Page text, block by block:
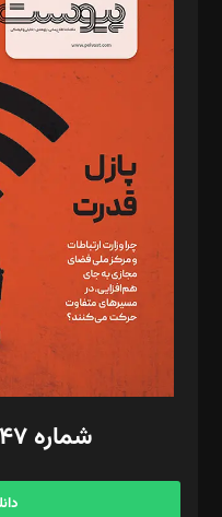
د‌بیر خدمت و تجارت: ابوالفضل
د‌بیر حقوق فناوری: حسام‌الدین
د‌بیر پیوست جهان: مینا پاکدل
د‌بیر تحریریه آنلاین: بابک نقاش
تحریریه‌: مجتبی محمود‌ی، آرش
مصطفی مسجدی آرانی، ابوالفضل
رستمی،مصطفی باستان
ویرایش: نگار استاد‌‌آقا
طراح یونیفرم: مجید توکلی
فیلمبرداری و عکاسی: امیر
گرافیک و صفحه‌آرایی:
مد‌یر توسعه تجاری: کامبیز برید‌
امور مالی: شاپور رهبری، محمد‌
آگهی و مشترکین: ۰۹۱۹۹۹۹۰۴۵۴
شماره ۱۴۷ - مرداد ۱۴۰۵